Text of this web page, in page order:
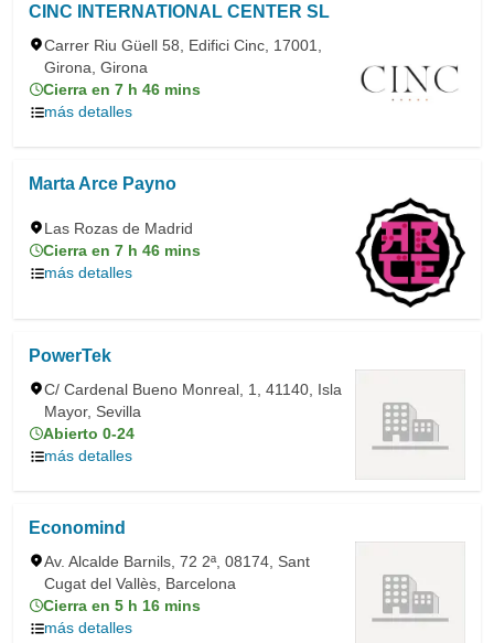
CINC INTERNATIONAL CENTER SL
Carrer Riu Güell 58, Edifici Cinc, 17001,
Girona, Girona
Cierra en 7 h 46 mins
más detalles
Marta Arce Payno
Las Rozas de Madrid
Cierra en 7 h 46 mins
más detalles
PowerTek
C/ Cardenal Bueno Monreal, 1, 41140, Isla
Mayor, Sevilla
Abierto 0-24
más detalles
Economind
Av. Alcalde Barnils, 72 2ª, 08174, Sant
Cugat del Vallès, Barcelona
Cierra en 5 h 16 mins
más detalles